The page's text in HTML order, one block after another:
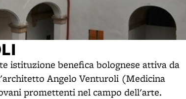
istituzione benefica bolognese attiva da
Angelo Venturoli (Medicina
promettenti nel campo dell'arte.